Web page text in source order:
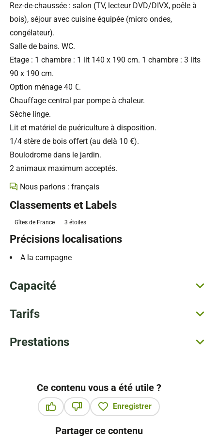
Rez-de-chaussée : salon (TV, lecteur DVD/DIVX, poêle à
bois), séjour avec cuisine équipée (micro ondes,
congélateur).
Salle de bains. WC.
Etage : 1 chambre : 1 lit 140 x 190 cm. 1 chambre : 3 lits
90 x 190 cm.
Option ménage 40 €.
Chauffage central par pompe à chaleur.
Sèche linge.
Lit et matériel de puériculture à disposition.
1/4 stère de bois offert (au delà 10 €).
Boulodrome dans le jardin.
2 animaux maximum acceptés.
Nous parlons : français
Classements et Labels
Gîtes de France 3 étoiles
Précisions localisations
A la campagne
Capacité
Tarifs
Prestations
Ce contenu vous a été utile ?
Enregistrer
Partager ce contenu